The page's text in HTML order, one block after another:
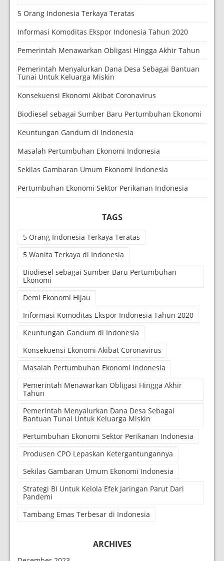
5 Orang Indonesia Terkaya Teratas
Informasi Komoditas Ekspor Indonesia Tahun 2020
Pemerintah Menawarkan Obligasi Hingga Akhir Tahun
Pemerintah Menyalurkan Dana Desa Sebagai Bantuan
Tunai Untuk Keluarga Miskin
Konsekuensi Ekonomi Akibat Coronavirus
Biodiesel sebagai Sumber Baru Pertumbuhan Ekonomi
Keuntungan Gandum di Indonesia
Masalah Pertumbuhan Ekonomi Indonesia
Sekilas Gambaran Umum Ekonomi Indonesia
Pertumbuhan Ekonomi Sektor Perikanan Indonesia
TAGS
5 Orang Indonesia Terkaya Teratas
5 Wanita Terkaya di Indonesia
Biodiesel sebagai Sumber Baru Pertumbuhan
Ekonomi
Demi Ekonomi Hijau
Informasi Komoditas Ekspor Indonesia Tahun 2020
Keuntungan Gandum di Indonesia
Konsekuensi Ekonomi Akibat Coronavirus
Masalah Pertumbuhan Ekonomi Indonesia
Pemerintah Menawarkan Obligasi Hingga Akhir
Tahun
Pemerintah Menyalurkan Dana Desa Sebagai
Bantuan Tunai Untuk Keluarga Miskin
Pertumbuhan Ekonomi Sektor Perikanan Indonesia
Produsen CPO Lepaskan Ketergantungannya
Sekilas Gambaran Umum Ekonomi Indonesia
Strategi BI Untuk Kelola Efek Jaringan Parut Dari
Pandemi
Tambang Emas Terbesar di Indonesia
ARCHIVES